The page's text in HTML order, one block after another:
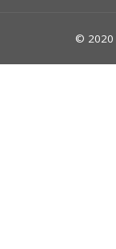
© 2020